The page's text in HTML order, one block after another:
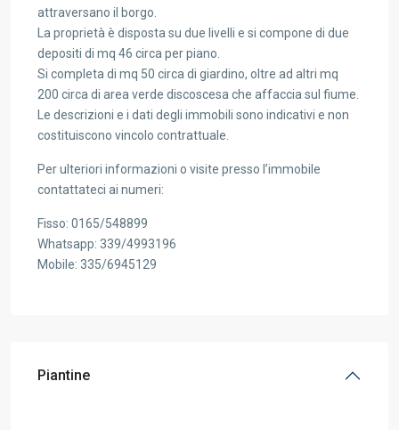
attraversano il borgo.
La proprietà è disposta su due livelli e si compone di due
depositi di mq 46 circa per piano.
Si completa di mq 50 circa di giardino, oltre ad altri mq
200 circa di area verde discoscesa che affaccia sul fiume.
Le descrizioni e i dati degli immobili sono indicativi e non
costituiscono vincolo contrattuale.
Per ulteriori informazioni o visite presso l’immobile
contattateci ai numeri:
Fisso: 0165/548899
Whatsapp: 339/4993196
Mobile: 335/6945129
Piantine